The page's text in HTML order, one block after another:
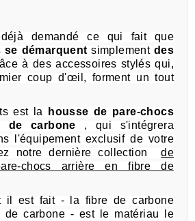
déjà demandé ce qui fait que
se démarquent simplement des
à des accessoires stylés qui,
coup d'œil, forment un tout
est la
housse de pare-chocs
de carbone , qui s'intégrera
l'équipement exclusif de votre
notre dernière collectionde
chocs arrière en fibre de
il est fait - la fibre de carbone
de carbone - est le matériau le